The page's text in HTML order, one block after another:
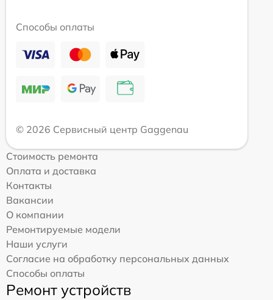
Способы оплаты
© 2026 Сервисный центр Gaggenau
Стоимость ремонта
Оплата и доставка
Контакты
Вакансии
О компании
Ремонтируемые модели
Наши услуги
Согласие на обработку персональных данных
Способы оплаты
Ремонт устройств